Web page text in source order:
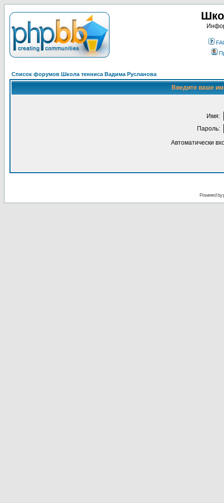
Список форумов Школа тенниса Вадима Русланова
Введите ваше
Имя:
Пароль:
Автоматически
Powered by